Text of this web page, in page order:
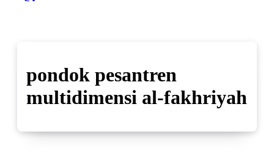
pondok pesantren
multidimensi al-fakhriyah